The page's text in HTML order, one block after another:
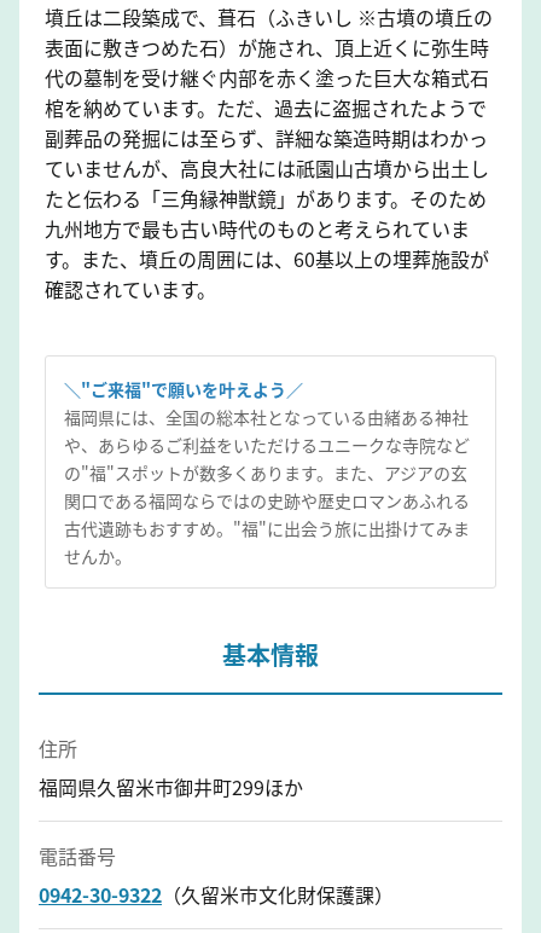
墳丘は二段築成で、葺石（ふきいし ※古墳の墳丘の
表面に敷きつめた石）が施され、頂上近くに弥生時
代の墓制を受け継ぐ内部を赤く塗った巨大な箱式石
棺を納めています。ただ、過去に盗掘されたようで
副葬品の発掘には至らず、詳細な築造時期はわかっ
ていませんが、高良大社には祇園山古墳から出土し
たと伝わる「三角縁神獣鏡」があります。そのため
九州地方で最も古い時代のものと考えられていま
す。また、墳丘の周囲には、60基以上の埋葬施設が
確認されています。
＼"ご来福"で願いを叶えよう／
福岡県には、全国の総本社となっている由緒ある神社
や、あらゆるご利益をいただけるユニークな寺院など
の"福"スポットが数多くあります。また、アジアの玄
関口である福岡ならではの史跡や歴史ロマンあふれる
古代遺跡もおすすめ。"福"に出会う旅に出掛けてみま
せんか。
基本情報
住所
福岡県久留米市御井町299ほか
電話番号
0942-30-9322 （久留米市文化財保護課）